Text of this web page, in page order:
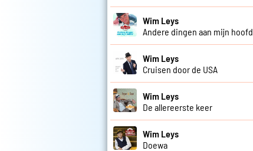
Wim Leys
Andere dingen aan mijn hoofd
Wim Leys
Cruisen door de USA
Wim Leys
De allereerste keer
Wim Leys
Doewa